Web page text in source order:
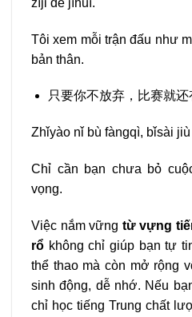
Tôi xem mỗi trận đấu như
bản thân.
只要你不放弃，比赛就还
Zhǐyào nǐ bù fàngqì, bǐsài
Chỉ cần bạn chưa bỏ
vọng.
Việc nắm vững từ vựng
rổ không chỉ giúp bạn tự
thể thao mà còn mở rộng
sinh động, dễ nhớ. Nếu
chỉ học tiếng Trung chất